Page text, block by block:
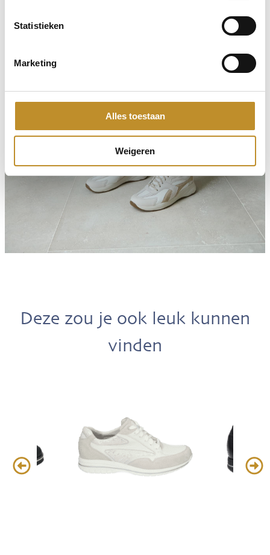
Statistieken
Marketing
Alles toestaan
Weigeren
Deze zou je ook leuk kunnen
vinden